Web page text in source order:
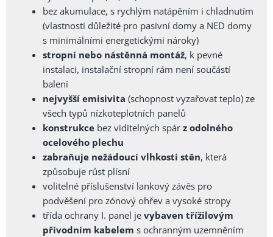
bez akumulace, s rychlým natápěním i chladnutím
(vlastnosti důležité pro pasivní domy a NED domy
s minimálními energetickými nároky)
stropní nebo nástěnná montáž, k pevné
instalaci, instalační stropní rám není součástí
balení
nejvyšší emisivita (schopnost vyzařovat teplo) ze
všech typů nízkoteplotních panelů
konstrukce bez viditelných spár z odolného
ocelového plechu
zabraňuje nežádoucí vlhkosti stěn, která
způsobuje růst plísní
volitelné příslušenství lankový závěs pro
podvěšení pro zónový ohřev a vysoké stropy
třída ochrany I. panel je vybaven třížilovým
přívodním kabelem s ochranným uzemněním